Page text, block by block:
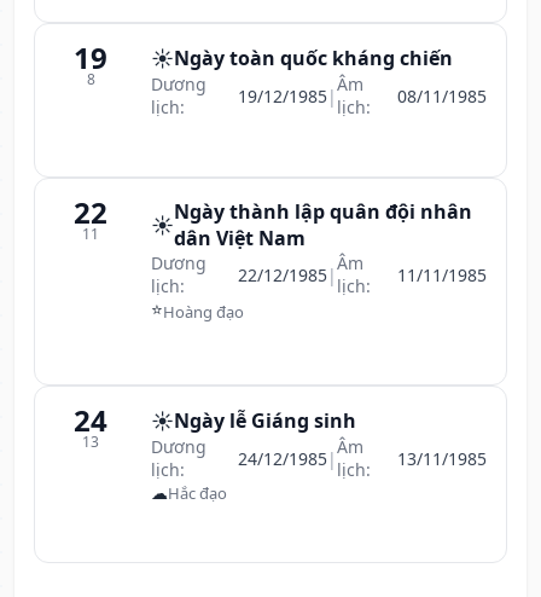
19
8
☀️Ngày toàn quốc kháng chiến
Dương
lịch:
19/12/1985|Âm
lịch:
08/11/1985
22
11 ☀️Ngày thành lập quân đội nhân
dân Việt Nam
Dương
lịch:
22/12/1985|Âm
lịch:
11/11/1985
⭐Hoàng đạo
24
13
☀️Ngày lễ Giáng sinh
Dương
lịch:
24/12/1985|Âm
lịch:
13/11/1985
☁Hắc đạo